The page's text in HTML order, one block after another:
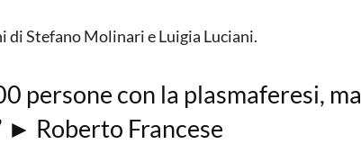
di Stefano Molinari e Luigia Luciani.
persone con la plasmaferesi, ma
► Roberto Francese